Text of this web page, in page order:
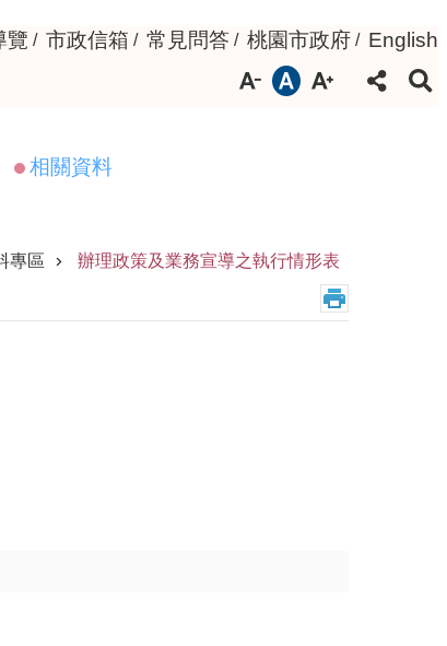
覽 市政信箱 常見問答 桃園市政府 English
相關資料
專區 辦理政策及業務宣導之執行情形表